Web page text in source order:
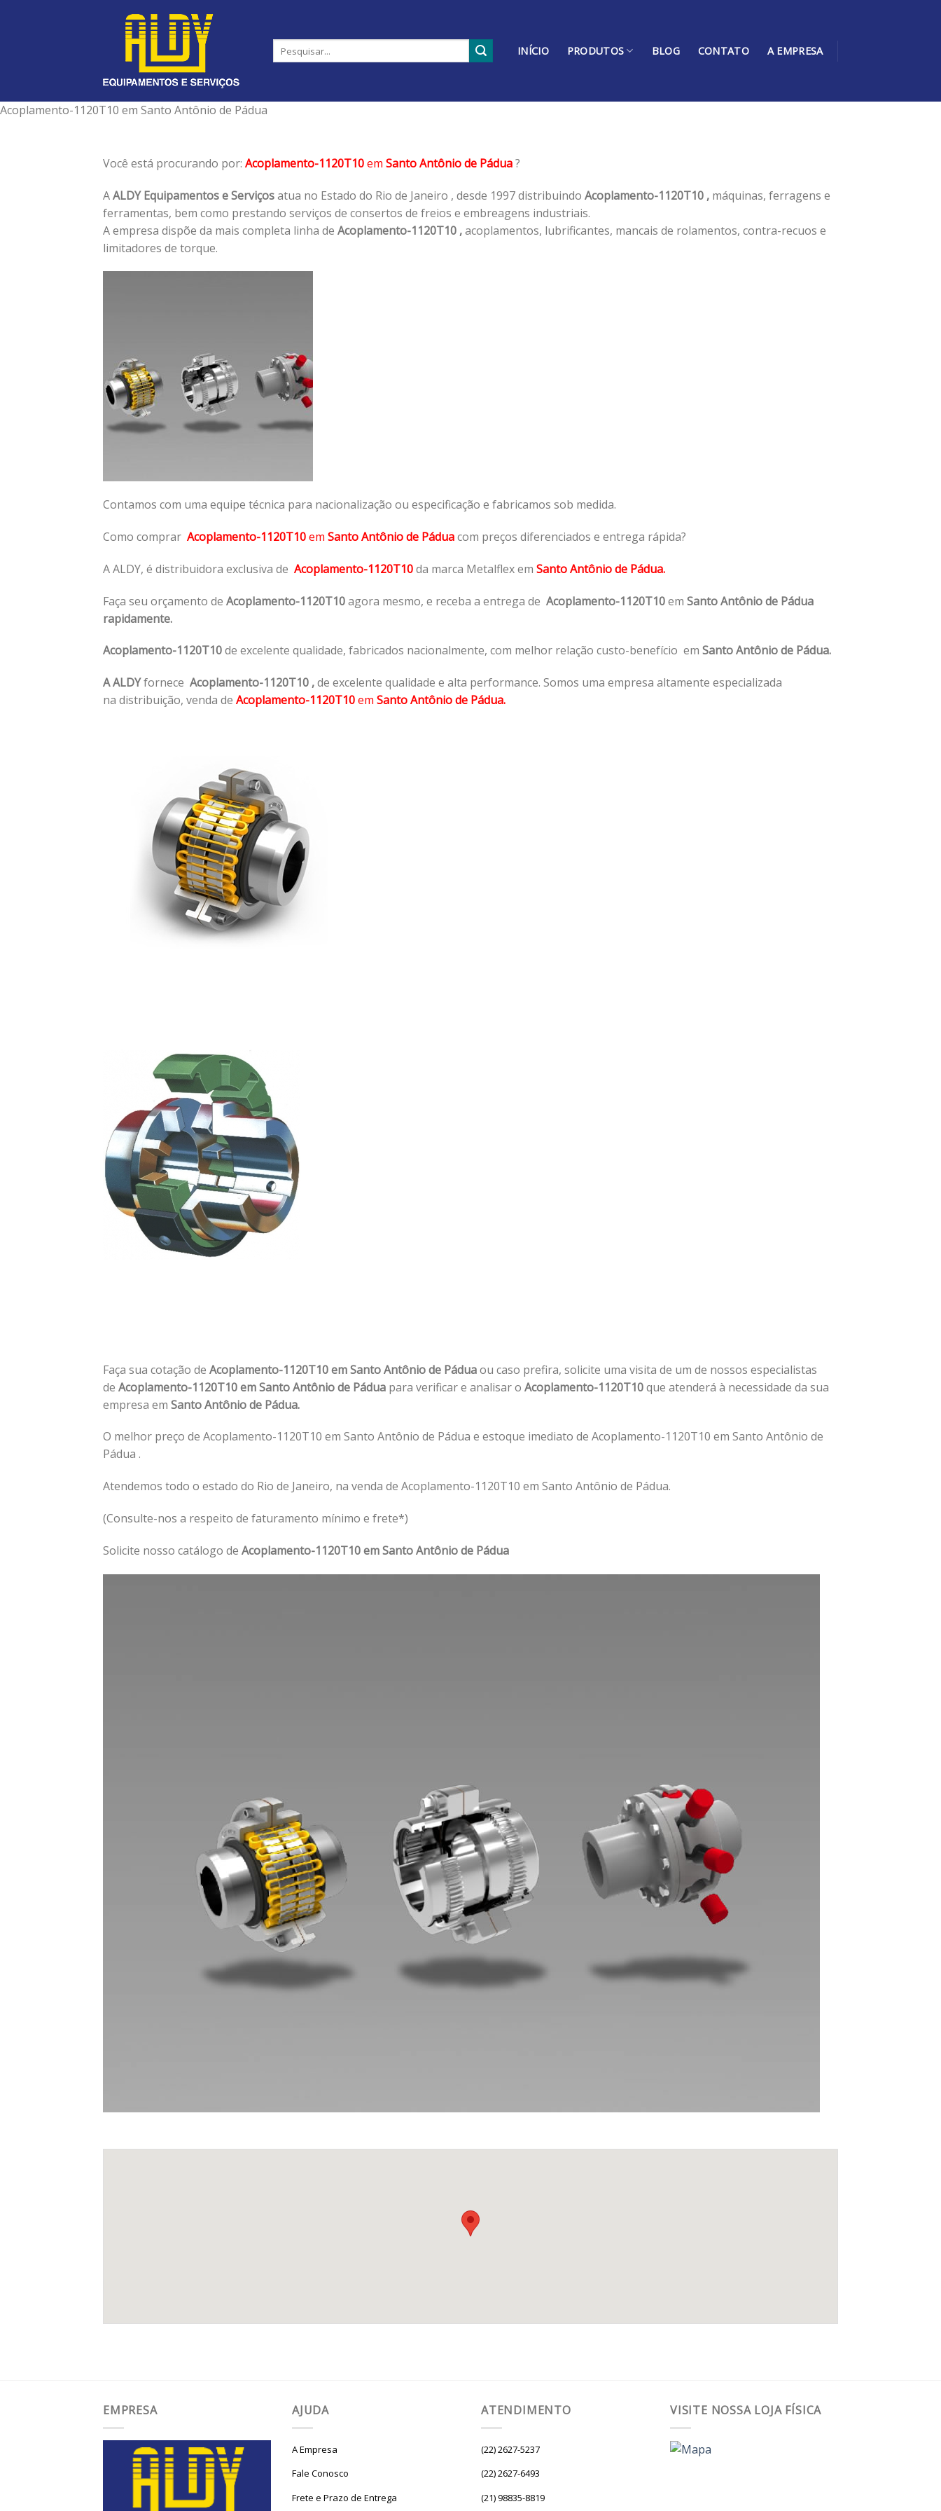
INÍCIO PRODUTOS BLOG CONTATO A EMPRESA
Acoplamento-1120T10 em Santo Antônio de Pádua
Você está procurando por: Acoplamento-1120T10em Santo Antônio de Pádua?
AALDY Equipamentos e Serviçosatua no Estado do Rio de Janeiro , desde 1997 distribuindo Acoplamento-1120T10 , máquinas, ferragens e
ferramentas, bem como prestando serviços de consertos de freios e embreagens industriais.
A empresa dispõe da mais completa linha de Acoplamento-1120T10 ,acoplamentos, lubrificantes, mancais de rolamentos, contra-recuos e
limitadores de torque.
Contamos com uma equipe técnica para nacionalização ou especificação e fabricamos sob medida.
Como comprar Acoplamento-1120T10em Santo Antônio de Páduacom preços diferenciados e entrega rápida?
A ALDY, é distribuidora exclusiva de Acoplamento-1120T10da marca Metalflex em Santo Antônio de Pádua.
Faça seu orçamento de Acoplamento-1120T10agora mesmo, e receba a entrega de Acoplamento-1120T10em Santo Antônio de Pádua
rapidamente.
Acoplamento-1120T10de excelente qualidade, fabricados nacionalmente, com melhor relação custo-benefício em Santo Antônio de Pádua.
A ALDYfornece Acoplamento-1120T10 ,de excelente qualidade e alta performance. Somos uma empresa altamente especializada
na distribuição, venda de Acoplamento-1120T10em Santo Antônio de Pádua.
Faça sua cotação de Acoplamento-1120T10 em Santo Antônio de Páduaou caso prefira, solicite uma visita de um de nossos especialistas
de Acoplamento-1120T10 em Santo Antônio de Pádua para verificar e analisar o Acoplamento-1120T10que atenderá à necessidade da sua
empresa em Santo Antônio de Pádua.
O melhor preço de Acoplamento-1120T10 em Santo Antônio de Pádua e estoque imediato de Acoplamento-1120T10 em Santo Antônio de
Pádua .
Atendemos todo o estado do Rio de Janeiro, na venda de Acoplamento-1120T10 em Santo Antônio de Pádua.
(Consulte-nos a respeito de faturamento mínimo e frete*)
Solicite nosso catálogo de Acoplamento-1120T10 em Santo Antônio de Pádua
EMPRESA AJUDA
A Empresa
Fale Conosco
Frete e Prazo de Entrega
ATENDIMENTO
(22) 2627-5237
(22) 2627-6493
(21) 98835-8819
VISITE NOSSA LOJA FÍSICA